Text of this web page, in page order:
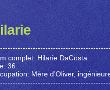
complet: Hilarie DaCosta
36
Mère d’Oliver,